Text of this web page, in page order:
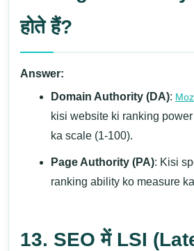
होते हैं?
Answer:
Domain Authority (DA):
kisi website ki ranking
ka scale (1-100).
Page Authority (PA): Kisi
ranking ability ko measure
13. SEO में LSI